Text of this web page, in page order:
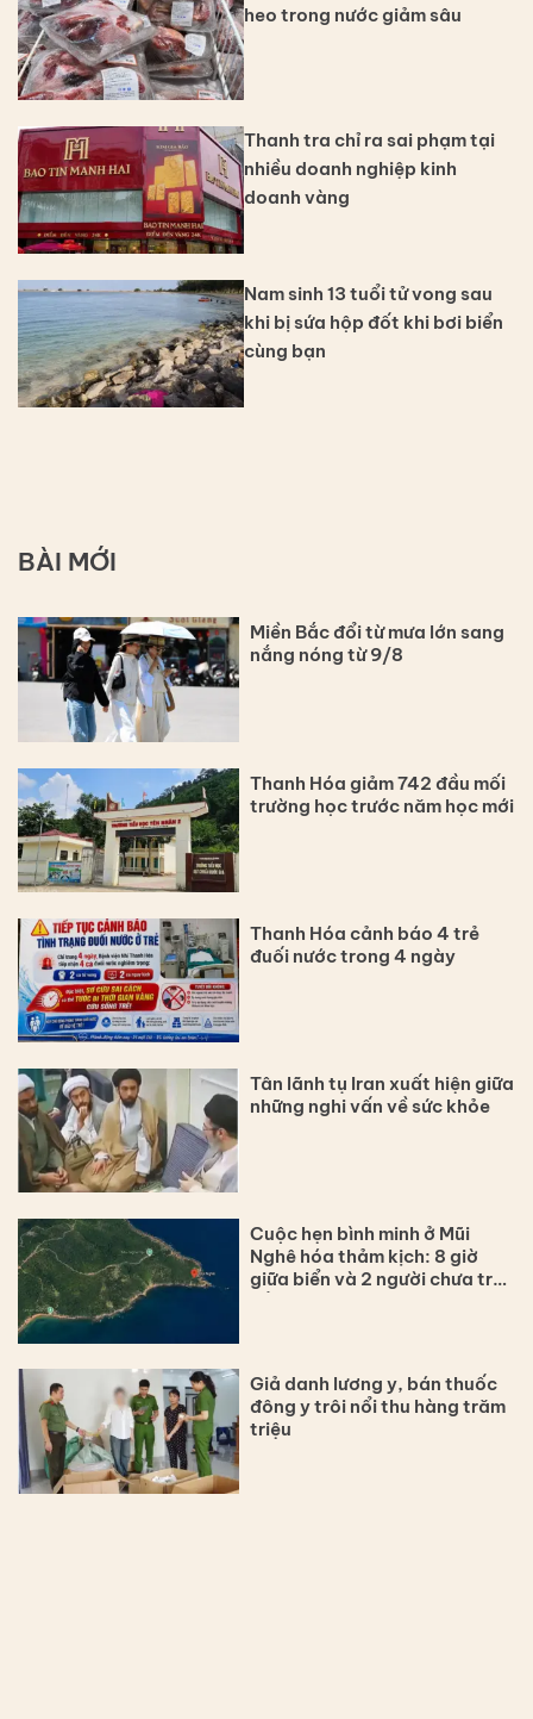
heo trong nước giảm sâu
Thanh tra chỉ ra sai phạm tại
nhiều doanh nghiệp kinh
doanh vàng
Nam sinh 13 tuổi tử vong sau
khi bị sứa hộp đốt khi bơi biển
cùng bạn
BÀI MỚI
Miền Bắc đổi từ mưa lớn sang
nắng nóng từ 9/8
Thanh Hóa giảm 742 đầu mối
trường học trước năm học mới
Thanh Hóa cảnh báo 4 trẻ
đuối nước trong 4 ngày
Tân lãnh tụ Iran xuất hiện giữa
những nghi vấn về sức khỏe
Cuộc hẹn bình minh ở Mũi
Nghê hóa thảm kịch: 8 giờ
giữa biển và 2 người chưa trở
Giả danh lương y, bán thuốc
đông y trôi nổi thu hàng trăm
triệu